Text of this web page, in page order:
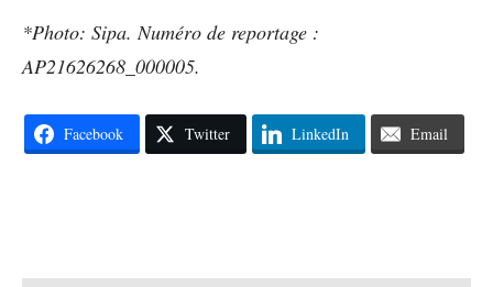
*Photo: Sipa. Numéro de reportage :
AP21626268_000005.
Facebook Twitter LinkedIn Email